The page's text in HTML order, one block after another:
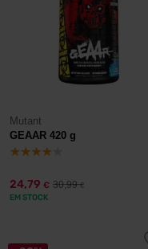
Mutant
GEAAR 420 g
24,79 € 30,99€
EM STOCK